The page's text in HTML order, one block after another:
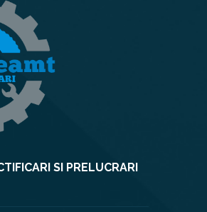
SI PRELUCRARI